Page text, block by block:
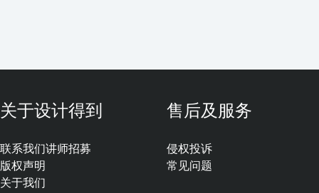
关于设计得到
联系我们
版权声明
关于我们
讲师招募
售后及服务
侵权投诉
常见问题